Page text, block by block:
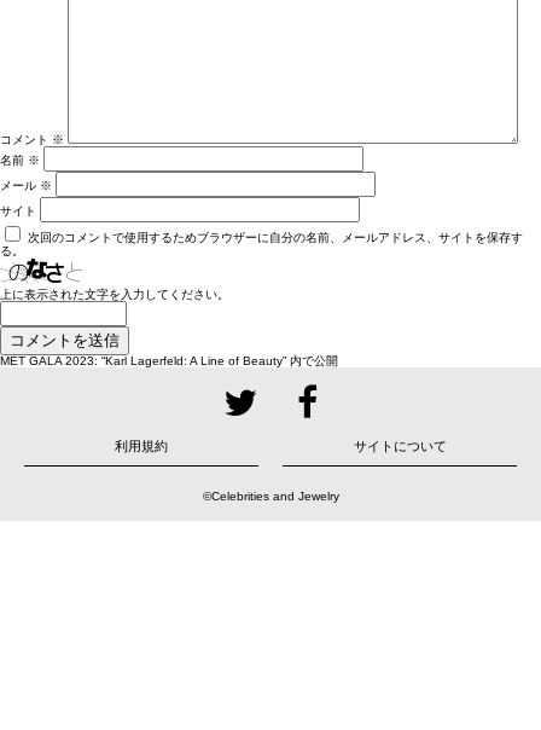
コメント ※
名前 ※
メール ※
サイト
次回のコメントで使用するためブラウザーに自分の名前、メールアドレス、サイトを保存す
る。
上に表示された文字を入力してください。
投
MET GALA 2023: “Karl Lagerfeld: A Line of Beauty” 内で公開
利用規約 サイトについて
©Celebrities and Jewelry